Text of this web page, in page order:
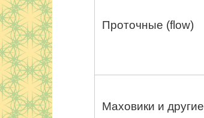
Проточные (flow)
Маховики и другие